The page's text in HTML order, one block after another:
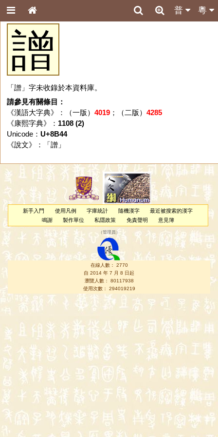
粵
普
譄
「譄」字未收錄於本資料庫。
請參見有關條目：
《漢語大字典》：（一版） 4019；（二版） 4285
《康熙字典》： 1108 (2)
Unicode： U+8B44
《說文》：「 譄」
新手入門 使用凡例 字庫統計 隨機漢字
最近被搜索的漢字
鳴謝
製作單位 私隱政策 免責聲明 意見簿
（管理員 ）
在線人數： 2770
自 2014 年 7 月 8 日起
瀏覽人數： 80117938
使用次數： 294019219